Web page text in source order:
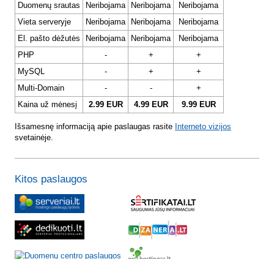
Duomenų srautas
Neribojama Neribojama
Neribojama
Vieta serveryje
Neribojama Neribojama
Neribojama
El. pašto dėžutės
Neribojama Neribojama
Neribojama
PHP
- +
+
MySQL
- +
+
Multi-Domain
- -
+
Kaina už mėnesį
2.99 EUR 4.99 EUR 9.99 EUR
Išsamesnę informaciją apie paslaugas rasite Interneto vizijos
svetainėje.
Kitos paslaugos